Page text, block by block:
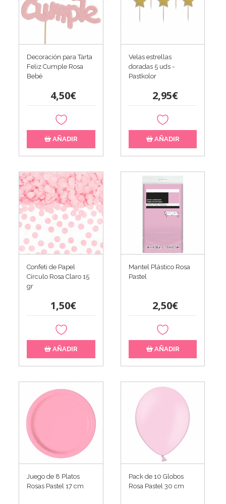
Decoración para Tarta
Feliz Cumple Rosa
Bebé
4,50€
AÑADIR
Velas estrellas
doradas 5 uds -
Pastkolor
2,95€
AÑADIR
Confeti de Papel
Círculo Rosa Claro 15
gr
1,50€
AÑADIR
Mantel Plástico Rosa
Pastel
2,50€
AÑADIR
Juego de 8 Platos
Rosas Pastel 17 cm
Pack de 10 Globos
Rosa Pastel 30 cm